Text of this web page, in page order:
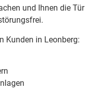
und Ihnen die Tür
Kunden in Leonberg: